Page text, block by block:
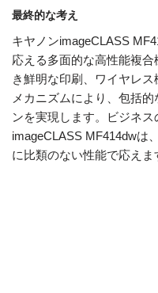
最終的な考え
キヤノンimageCLASS
応える多面的な高性能複
き鮮明な印刷、ワイヤレ
メカニズムにより、包括
ンを実現します。ビジネ
imageCLASS MF414dwは
に比類のない性能で応えま